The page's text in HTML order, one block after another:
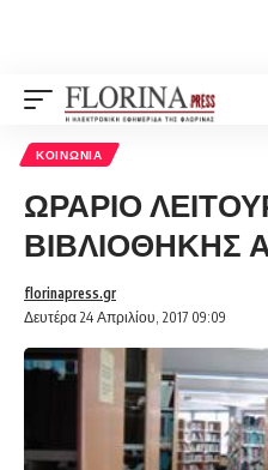
ΚΟΙΝΩΝΊΑ
ΩΡΑΡΙΟ
ΒΙΒΛΙΟΘΗΚΗΣ
Δευτέρα 24 Απριλίου, 2017 09:09
florinapress.gr